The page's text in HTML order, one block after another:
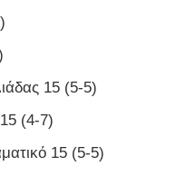
15 (5-5)
(4-7)
15 (5-5)